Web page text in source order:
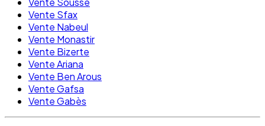
Vente Sfax
Vente Nabeul
Vente Monastir
Vente Bizerte
Vente Ariana
Vente Ben Arous
Vente Gafsa
Vente Gabès